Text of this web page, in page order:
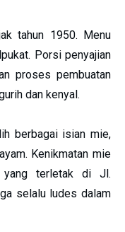
tahun 1950. Menu
Porsi penyajian
proses pembuatan
dan kenyal.
berbagai isian mie,
Kenikmatan mie
terletak di Jl.
selalu ludes dalam